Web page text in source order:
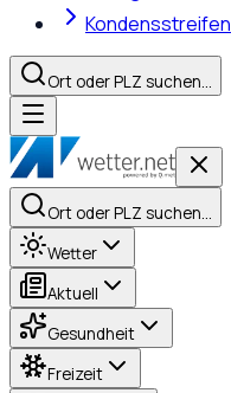
Kondensstreifen
Ort oder PLZ suchen…
Ort oder PLZ suchen…
Wetter
Aktuell
Gesundheit
Freizeit